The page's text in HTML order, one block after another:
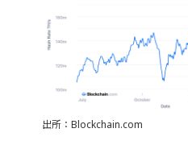
出所：Blockchain.com